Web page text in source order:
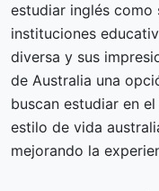
estudiar inglés como
instituciones
diversa y sus
de Australia una
buscan estudiar en
estilo de vida
mejorando la